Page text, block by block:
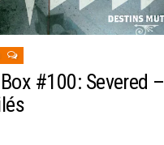
#100: Severed –